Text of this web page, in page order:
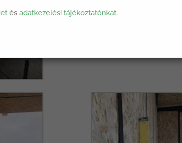
ésadatkezelési tájékoztatónkat.